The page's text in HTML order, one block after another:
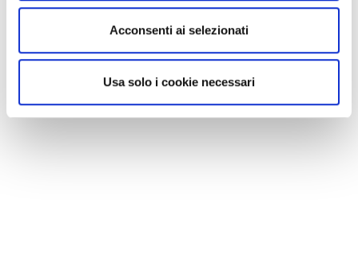
Acconsenti ai selezionati
Usa solo i cookie necessari